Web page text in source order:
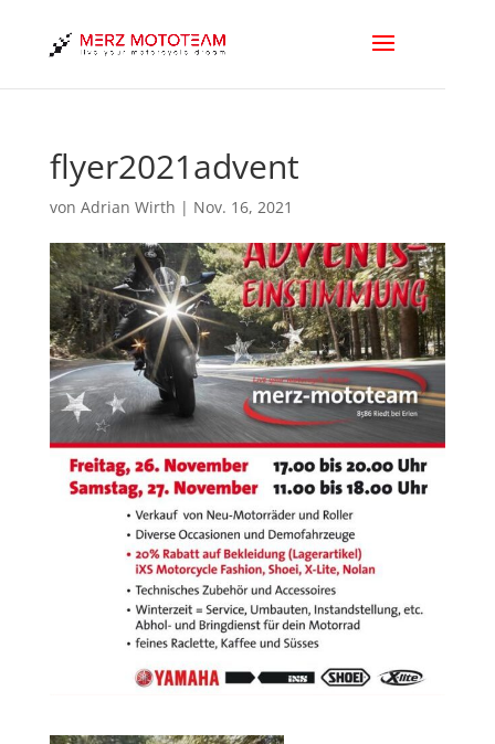
flyer2021advent
von Adrian Wirth | Nov. 16, 2021